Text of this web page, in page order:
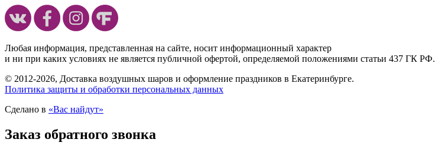
Любая информация, представленная на сайте, носит информационный характер
и ни при каких условиях не является публичной офертой, определяемой положениями статьи 437 ГК РФ.
© 2012-2026, Доставка воздушных шаров и оформление праздников в Екатеринбурге.
Политика защиты и обработки персональных данных
Сделано в «Вас найдут»
Заказ обратного звонка